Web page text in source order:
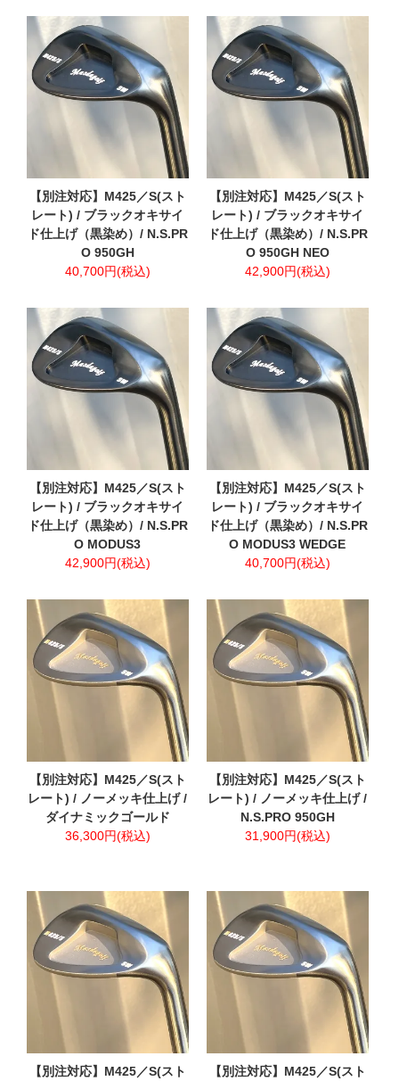
【別注対応】M425／S(スト
レート) / ブラックオキサイ
ド仕上げ（黒染め）/ N.S.PR
O 950GH
40,700円(税込)
【別注対応】M425／S(スト
レート) / ブラックオキサイ
ド仕上げ（黒染め）/ N.S.PR
O 950GH NEO
42,900円(税込)
【別注対応】M425／S(スト
レート) / ブラックオキサイ
ド仕上げ（黒染め）/ N.S.PR
O MODUS3
42,900円(税込)
【別注対応】M425／S(スト
レート) / ブラックオキサイ
ド仕上げ（黒染め）/ N.S.PR
O MODUS3 WEDGE
40,700円(税込)
【別注対応】M425／S(スト
レート) / ノーメッキ仕上げ /
ダイナミックゴールド
36,300円(税込)
【別注対応】M425／S(スト
レート) / ノーメッキ仕上げ /
N.S.PRO 950GH
31,900円(税込)
【別注対応】M425／S(スト
【別注対応】M425／S(スト